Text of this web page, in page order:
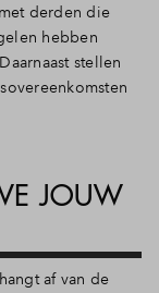
derden die
hebben
stellen
JOUW
af van de